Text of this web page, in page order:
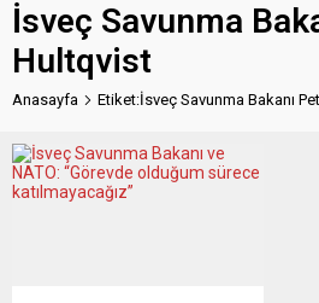
İsveç Savunma
Hultqvist
Anasayfa Etiket:İsveç Savunma Bakanı